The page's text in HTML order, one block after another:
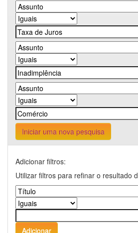
Iniciar uma nova pesquisa
Adicionar filtros:
Utilizar filtros para refinar o resultado